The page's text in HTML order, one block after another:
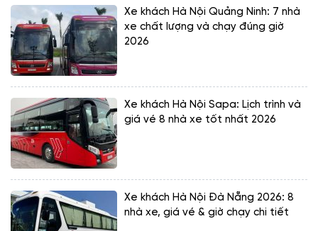
Xe khách Hà Nội Quảng Ninh: 7 nhà
xe chất lượng và chạy đúng giờ
2026
Xe khách Hà Nội Sapa: Lịch trình và
giá vé 8 nhà xe tốt nhất 2026
Xe khách Hà Nội Đà Nẵng 2026: 8
nhà xe, giá vé & giờ chạy chi tiết